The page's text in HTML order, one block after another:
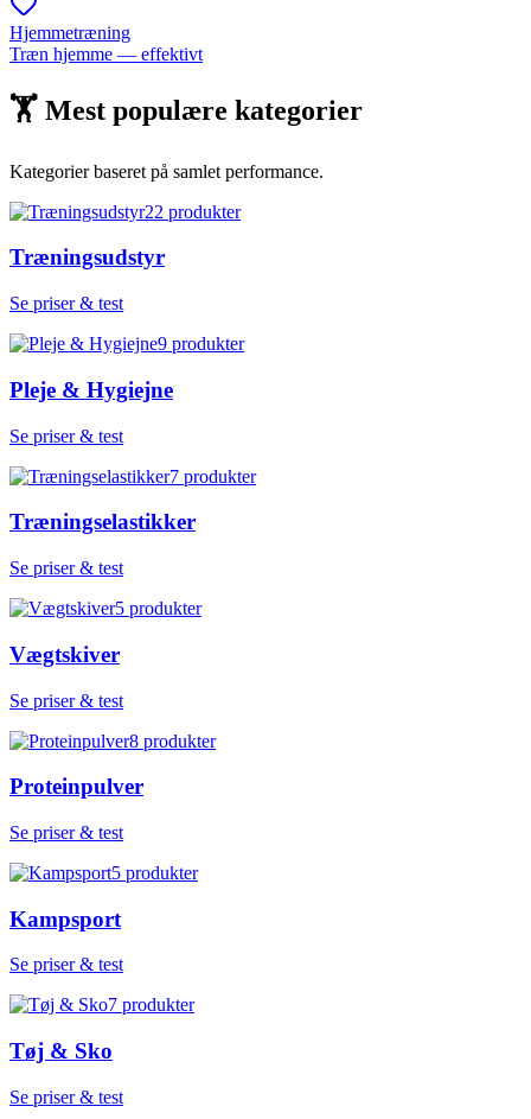
Hjemmetræning
Træn hjemme — effektivt
🏋 Mest populære kategorier
Kategorier baseret på samlet performance.
22 produkter
Træningsudstyr
Se priser & test
9 produkter
Pleje & Hygiejne
Se priser & test
7 produkter
Træningselastikker
Se priser & test
5 produkter
Vægtskiver
Se priser & test
8 produkter
Proteinpulver
Se priser & test
5 produkter
Kampsport
Se priser & test
7 produkter
Tøj & Sko
Se priser & test